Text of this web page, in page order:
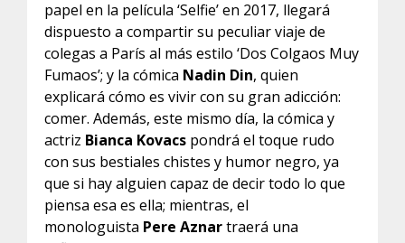
papel en la película ‘Selfie’ en 2017, llegará
dispuesto a compartir su peculiar viaje de
colegas a París al más estilo ‘Dos Colgaos Muy
Fumaos’; y la cómica Nadin Din, quien
explicará cómo es vivir con su gran adicción:
comer. Además, este mismo día, la cómica y
actriz Bianca Kovacs pondrá el toque rudo
con sus bestiales chistes y humor negro, ya
que si hay alguien capaz de decir todo lo que
piensa esa es ella; mientras, el
monologuista Pere Aznartraerá una